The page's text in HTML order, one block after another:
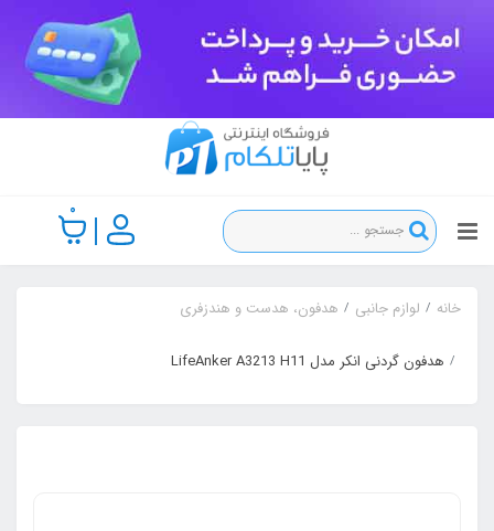
0
خانه لوازم جانبی هدفون، هدست و هندزفری
هدفون گردنی انکر مدل LifeAnker A3213 H11